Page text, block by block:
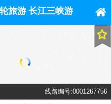
旅游 长江三峡游
线路编号:0001267756